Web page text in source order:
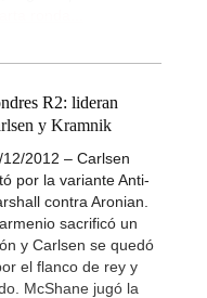
R2: lideran
y Kramnik
12/2012 – Carlsen
por la variante Anti-
contra Aronian.
sacrificó un
y Carlsen se quedó
el flanco de rey y
McShane jugó la